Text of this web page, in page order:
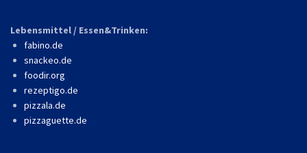
Lebensmittel / Essen&Trinken:
fabino.de
snackeo.de
foodir.org
rezeptigo.de
pizzala.de
pizzaguette.de